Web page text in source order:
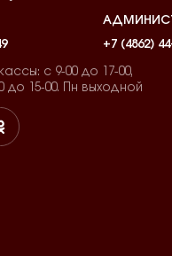
+7 (4862)
с 9-00 до 17-00,
до 15-00. Пн выходной